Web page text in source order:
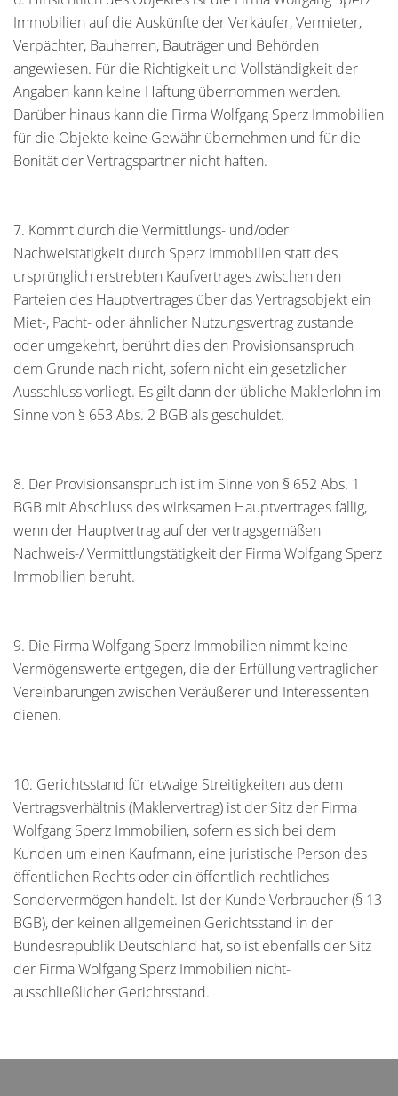
Immobilien auf die Auskünfte der Verkäufer, Vermieter,
Verpächter, Bauherren, Bauträger und Behörden
angewiesen. Für die Richtigkeit und Vollständigkeit der
Angaben kann keine Haftung übernommen werden.
Darüber hinaus kann die Firma Wolfgang Sperz Immobilien
für die Objekte keine Gewähr übernehmen und für die
Bonität der Vertragspartner nicht haften.
7. Kommt durch die Vermittlungs- und/oder
Nachweistätigkeit durch Sperz Immobilien statt des
ursprünglich erstrebten Kaufvertrages zwischen den
Parteien des Hauptvertrages über das Vertragsobjekt ein
Miet-, Pacht- oder ähnlicher Nutzungsvertrag zustande
oder umgekehrt, berührt dies den Provisionsanspruch
dem Grunde nach nicht, sofern nicht ein gesetzlicher
Ausschluss vorliegt. Es gilt dann der übliche Maklerlohn im
Sinne von § 653 Abs. 2 BGB als geschuldet.
8. Der Provisionsanspruch ist im Sinne von § 652 Abs. 1
BGB mit Abschluss des wirksamen Hauptvertrages fällig,
wenn der Hauptvertrag auf der vertragsgemäßen
Nachweis-/ Vermittlungstätigkeit der Firma Wolfgang Sperz
Immobilien beruht.
9. Die Firma Wolfgang Sperz Immobilien nimmt keine
Vermögenswerte entgegen, die der Erfüllung vertraglicher
Vereinbarungen zwischen Veräußerer und Interessenten
dienen.
10. Gerichtsstand für etwaige Streitigkeiten aus dem
Vertragsverhältnis (Maklervertrag) ist der Sitz der Firma
Wolfgang Sperz Immobilien, sofern es sich bei dem
Kunden um einen Kaufmann, eine juristische Person des
öffentlichen Rechts oder ein öffentlich-rechtliches
Sondervermögen handelt. Ist der Kunde Verbraucher (§ 13
BGB), der keinen allgemeinen Gerichtsstand in der
Bundesrepublik Deutschland hat, so ist ebenfalls der Sitz
der Firma Wolfgang Sperz Immobilien nicht-
ausschließlicher Gerichtsstand.